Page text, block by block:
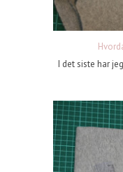
I det siste har